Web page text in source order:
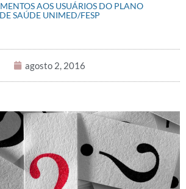
AOS USUÁRIOS DO PLANO
DE SAÚDE UNIMED/FESP
agosto 2, 2016